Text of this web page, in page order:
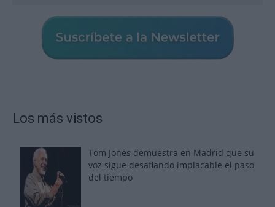
Los más vistos
Tom Jones demuestra en Madrid que su
voz sigue desafiando implacable el paso
del tiempo